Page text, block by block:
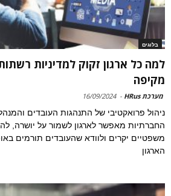
בלוגים
למה כל ארגון זקוק למדיניות
מקיפה
מערכת HRus -
16/09/2024
ניהול פרואקטיבי של התנהגות העובדים
החברתיות מאפשר לארגון לשמור על יושרה,
משפטיים יקרים ולוודא שהעובדים תורמים
הארגון